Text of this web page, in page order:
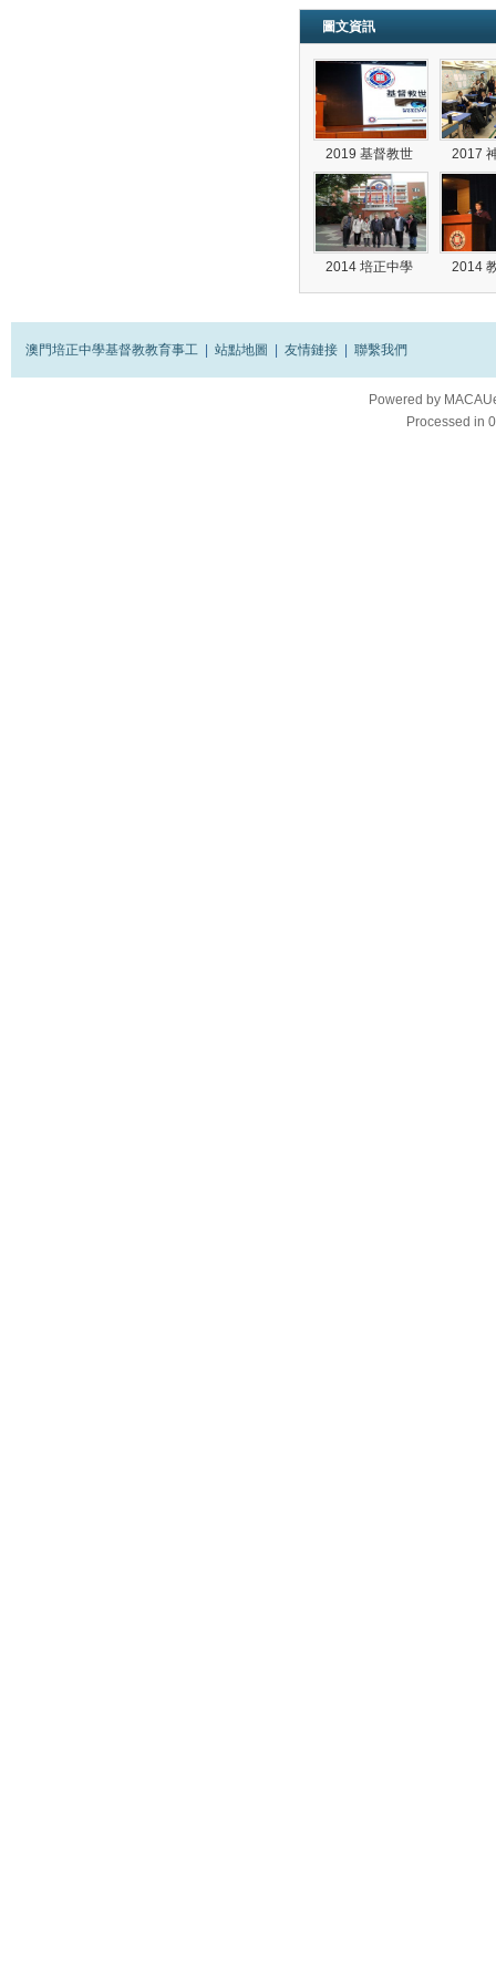
圖文資訊
2019 基督教世 2017
2014 培正中學 2014
澳門培正中學基督教教育事工 站點地圖 友情鏈接 聯繫我們
Powered by
Processed in